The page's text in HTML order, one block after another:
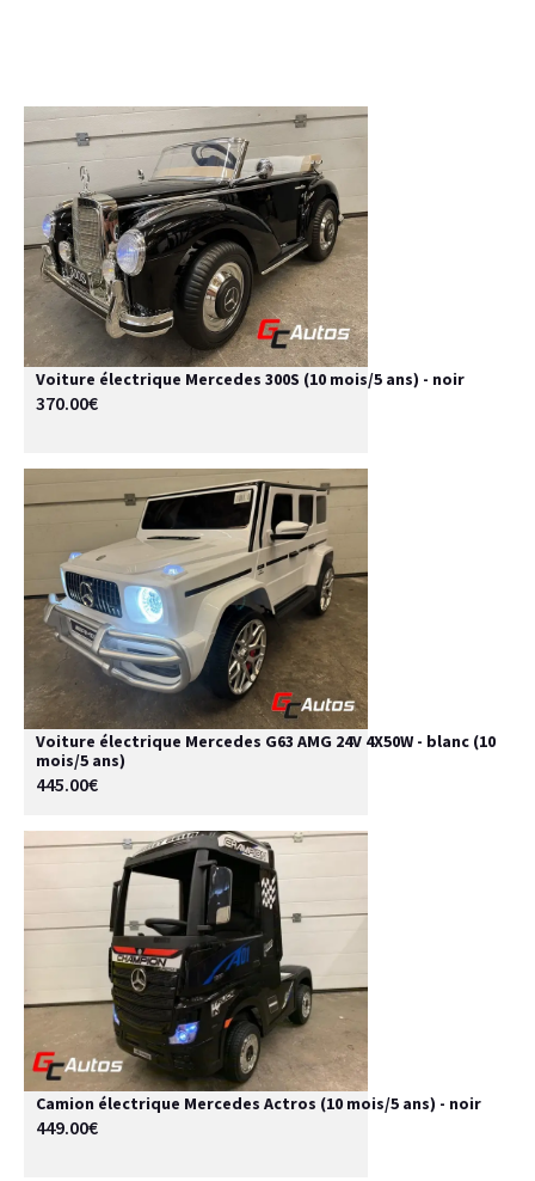
Voiture électrique Mercedes 300S (10 mois/5 ans) - noir
370.00€
Voiture électrique Mercedes G63 AMG 24V 4X50W - blanc (10
mois/5 ans)
445.00€
Camion électrique Mercedes Actros (10 mois/5 ans) - noir
449.00€